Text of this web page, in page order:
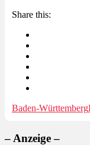
Share this:
Baden-Württemberg
– Anzeige –